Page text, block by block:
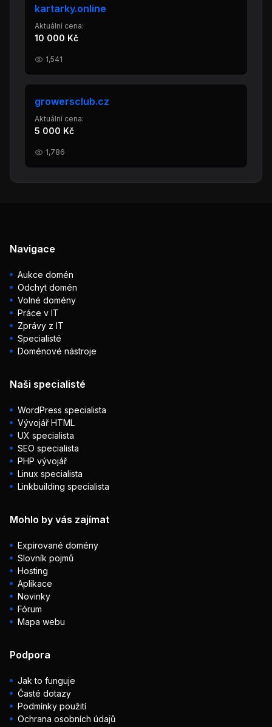
kartarky.online
Aktuální cena:
10 000 Kč
1,541
growersclub.cz
Aktuální cena:
5 000 Kč
1,786
Navigace
Aukce domén
Odchyt domén
Volné domény
Práce v IT
Zprávy z IT
Specialisté
Doménové nástroje
Naši specialisté
WordPress specialista
Vývojář HTML
UX specialista
SEO specialista
PHP vývojář
Linux specialista
Linkbuilding specialista
Mohlo by vás zajímat
Expirované domény
Slovník pojmů
Hosting
Aplikace
Novinky
Fórum
Mapa webu
Podpora
Jak to funguje
Časté dotazy
Podmínky použití
Ochrana osobních údajů